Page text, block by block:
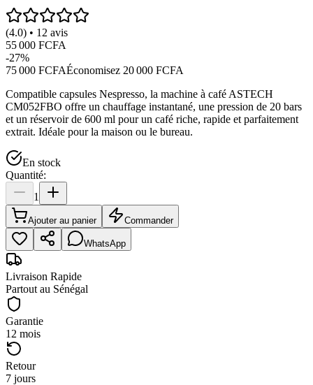
(4.0) • 12 avis
55 000 FCFA
-27%
75 000 FCFAÉconomisez 20 000 FCFA
Compatible capsules Nespresso, la machine à café ASTECH
CM052FBO offre un chauffage instantané, une pression de 20 bars
et un réservoir de 600 ml pour un café riche, rapide et parfaitement
extrait. Idéale pour la maison ou le bureau.
En stock
Quantité:
1
Ajouter au panier Commander
WhatsApp
Livraison Rapide
Partout au Sénégal
Garantie
12 mois
Retour
7 jours